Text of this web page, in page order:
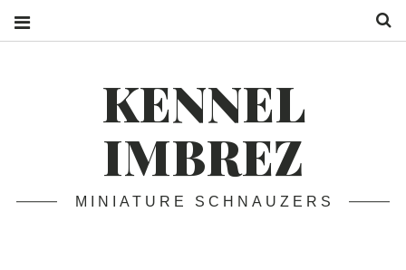
KENNEL
IMBREZ
MINIATURE SCHNAUZERS